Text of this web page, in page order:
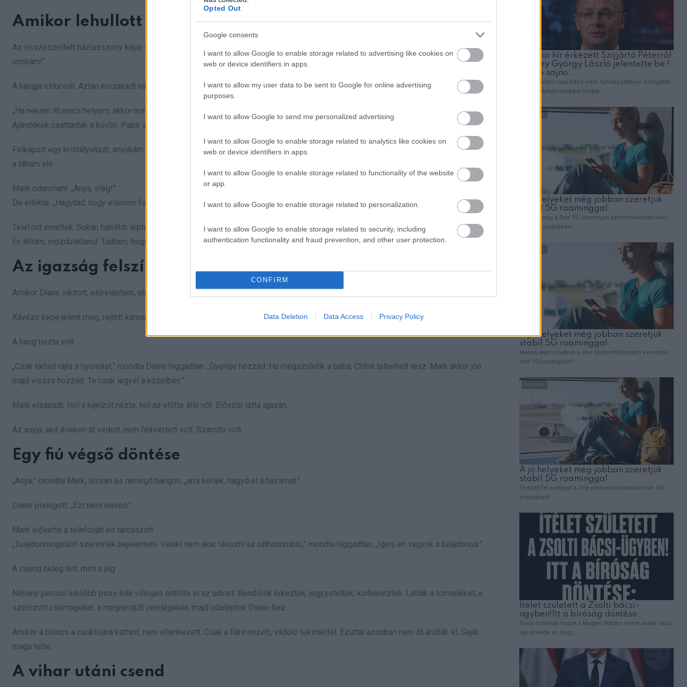
Opted Out
Google consents
I want to allow Google to enable storage related to advertising like cookies on
web or device identifiers in apps.
I want to allow my user data to be sent to Google for online advertising
purposes.
I want to allow Google to send me personalized advertising.
I want to allow Google to enable storage related to analytics like cookies on
web or device identifiers in apps.
I want to allow Google to enable storage related to functionality of the website
or app.
I want to allow Google to enable storage related to personalization.
I want to allow Google to enable storage related to security, including
authentication functionality and fraud prevention, and other user protection.
CONFIRM
Data Deletion Data Access Privacy Policy
Amikor lehullott az álarc
Az összeszedett háziasszony képe egy pillanat alatt eltorzult. „Mit mondtál?” sziszegte. „Nincs jogod! Az a gyerek Harrington, az én
unokám!”
A hangja eldurvult. Aztán elszakadt nála valami.
„Ha nekem itt nincs helyem, akkor mindegy is!” felkiáltott, és lesöpörte az asztalt.
Ajándékok csattantak a kövön. Papír szakadt. A vendégek felszisszentek.
Felkapott egy kristályvázát, anyukám ajándékát, és a falnak vágta. Az üveg pukkanása fegyverdörrenésnek hangzott. Szilánkok hullottak
a lábam elé.
Mark odarohant. „Anya, elég!”
De ellökte. „Hagytad, hogy ellenem fordítsa az eszed!” üvöltötte. „Ez az én családom!”
Telefont emeltek. Sokan hátrébb léptek.
Én álltam, mozdulatlanul. Tudtam, hogy itt az idő.
Az igazság felszínre kerül
Amikor Diane sikított, előreléptem, elővettem a telefonomat a táskámból, és megnyomtam a lejátszás gombot.
Kávézó képe jelent meg, rejtett kamerából. Két nő ült egymással szemben: Diane és Sophia.
A hang tiszta volt.
„Csak tartsd rajta a nyomást,” mondta Diane higgadtan. „Gyenge hozzád. Ha megszületik a baba, Chloé túlterhelt lesz. Mark akkor jön
majd vissza hozzád. Te csak legyél a közelben.”
Mark elsápadt. Hol a kijelzőt nézte, hol az előtte álló nőt. Először látta igazán.
Az anyja, akit éveken át védett, nem félreértett volt. Számító volt.
Egy fiú végső döntése
„Anya,” mondta Mark, lassan és remegő hangon, „arra kérlek, hagyd el a házamat.”
Diane pislogott. „Ezt nem mered.”
Mark elővette a telefonját és tárcsázott.
„Tulajdonrongálást szeretnék bejelenteni. Valaki nem akar távozni az otthonomból,” mondta higgadtan. „Igen, én vagyok a tulajdonos.”
A csend hideg lett, mint a jég.
Néhány perccel később piros-kék villogás öntötte el az udvart. Rendőrök érkeztek, jegyzeteltek, körbenéztek. Látták a törmeléket, a
szétszórt csomagokat, a megrendült vendégeket, majd odaléptek Diane-hez.
Amikor a bilincs a csuklójára kattant, nem ellenkezett. Csak a fiára nézett, vádoló tekintettel. Ezúttal azonban nem őt árulták el. Saját
maga tette.
A vihar utáni csend